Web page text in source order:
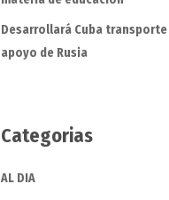
Desarrollará Cuba
apoyo de Rusia
Categorias
AL DIA